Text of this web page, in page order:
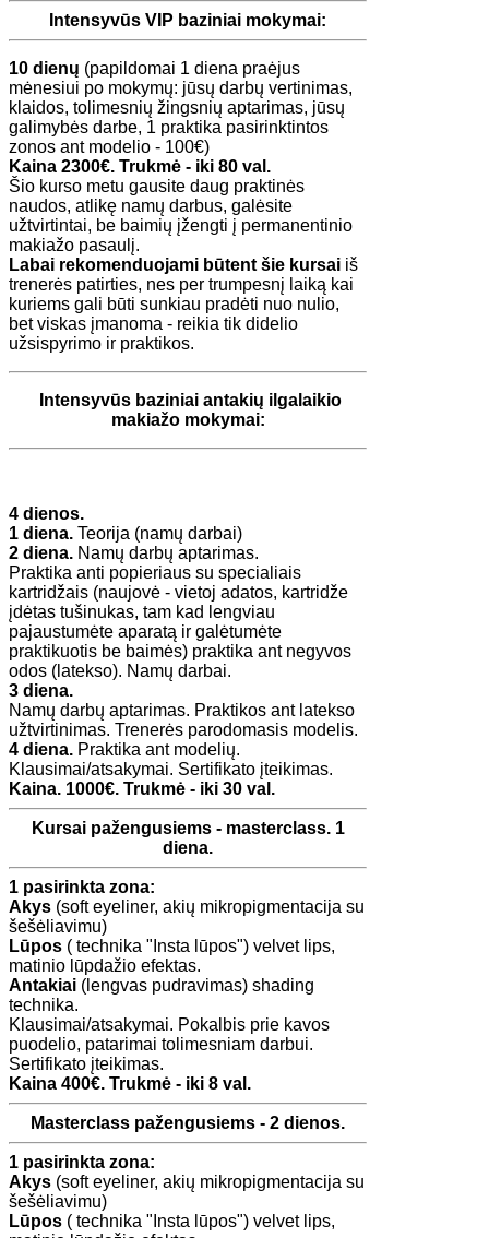
Intensyvūs VIP baziniai mokymai:
10 dienų (papildomai 1 diena praėjus
mėnesiui po mokymų: jūsų darbų vertinimas,
klaidos, tolimesnių žingsnių aptarimas, jūsų
galimybės darbe, 1 praktika pasirinktintos
zonos ant modelio - 100€)
Kaina 2300€. Trukmė - iki 80 val.
Šio kurso metu gausite daug praktinės
naudos, atlikę namų darbus, galėsite
užtvirtintai, be baimių įžengti į permanentinio
makiažo pasaulį.
Labai rekomenduojami būtent šie kursai iš
trenerės patirties, nes per trumpesnį laiką kai
kuriems gali būti sunkiau pradėti nuo nulio,
bet viskas įmanoma - reikia tik didelio
užsispyrimo ir praktikos.
Intensyvūs baziniai antakių ilgalaikio
makiažo mokymai:
4 dienos.
1 diena. Teorija (namų darbai)
2 diena. Namų darbų aptarimas.
Praktika anti popieriaus su specialiais
kartridžais (naujovė - vietoj adatos, kartridže
įdėtas tušinukas, tam kad lengviau
pajaustumėte aparatą ir galėtumėte
praktikuotis be baimės) praktika ant negyvos
odos (latekso). Namų darbai.
3 diena.
Namų darbų aptarimas. Praktikos ant latekso
užtvirtinimas. Trenerės parodomasis modelis.
4 diena. Praktika ant modelių.
Klausimai/atsakymai. Sertifikato įteikimas.
Kaina. 1000€. Trukmė - iki 30 val.
Kursai pažengusiems - masterclass. 1
diena.
1 pasirinkta zona:
Akys (soft eyeliner, akių mikropigmentacija su
šešėliavimu)
Lūpos ( technika "Insta lūpos") velvet lips,
matinio lūpdažio efektas.
Antakiai (lengvas pudravimas) shading
technika.
Klausimai/atsakymai. Pokalbis prie kavos
puodelio, patarimai tolimesniam darbui.
Sertifikato įteikimas.
Kaina 400€. Trukmė - iki 8 val.
Masterclass pažengusiems - 2 dienos.
1 pasirinkta zona:
Akys (soft eyeliner, akių mikropigmentacija su
šešėliavimu)
Lūpos ( technika "Insta lūpos") velvet lips,